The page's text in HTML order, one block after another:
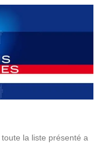
la liste présenté a